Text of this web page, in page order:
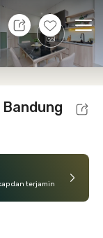
+14
Kamar
dan terjamin